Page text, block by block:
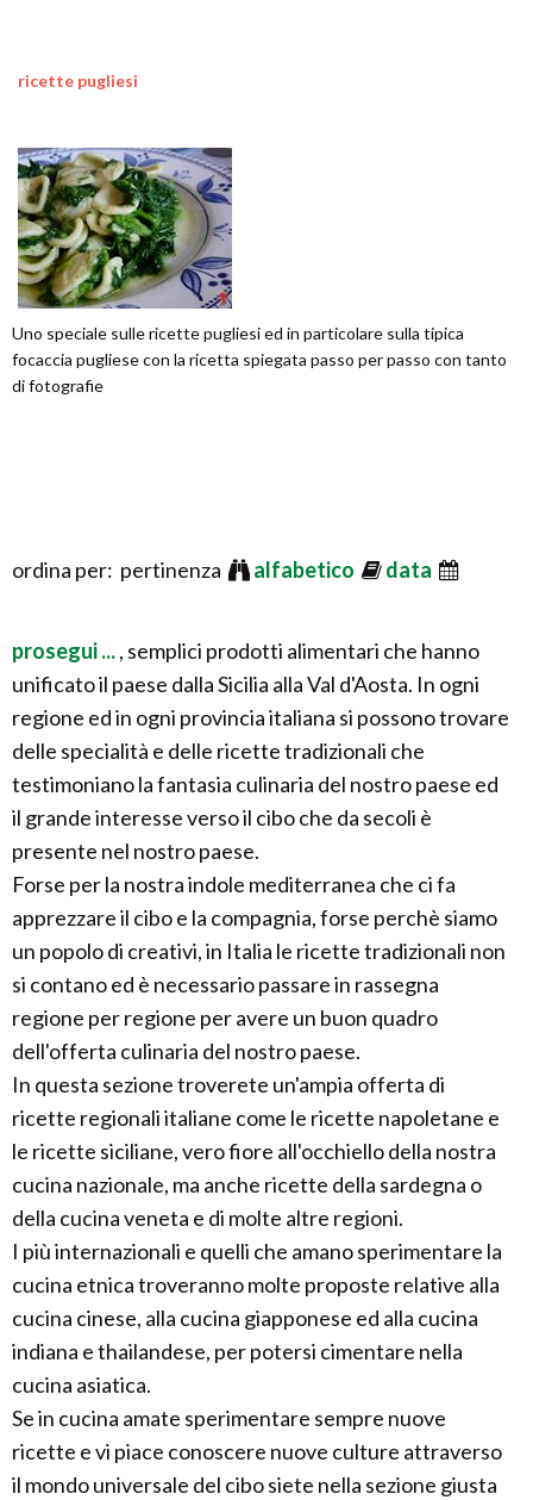
ricette pugliesi
Uno speciale sulle ricette pugliesi ed in particolare sulla tipica
focaccia pugliese con la ricetta spiegata passo per passo con tanto
di fotografie
ordina per: pertinenza alfabetico data
prosegui ..., semplici prodotti alimentari che hanno
unificato il paese dalla Sicilia alla Val d'Aosta. In ogni
regione ed in ogni provincia italiana si possono trovare
delle specialità e delle ricette tradizionali che
testimoniano la fantasia culinaria del nostro paese ed
il grande interesse verso il cibo che da secoli è
presente nel nostro paese.
Forse per la nostra indole mediterranea che ci fa
apprezzare il cibo e la compagnia, forse perchè siamo
un popolo di creativi, in Italia le ricette tradizionali non
si contano ed è necessario passare in rassegna
regione per regione per avere un buon quadro
dell'offerta culinaria del nostro paese.
In questa sezione troverete un'ampia offerta di
ricette regionali italiane come le ricette napoletane e
le ricette siciliane, vero fiore all'occhiello della nostra
cucina nazionale, ma anche ricette della sardegna o
della cucina veneta e di molte altre regioni.
I più internazionali e quelli che amano sperimentare la
cucina etnica troveranno molte proposte relative alla
cucina cinese, alla cucina giapponese ed alla cucina
indiana e thailandese, per potersi cimentare nella
cucina asiatica.
Se in cucina amate sperimentare sempre nuove
ricette e vi piace conoscere nuove culture attraverso
il mondo universale del cibo siete nella sezione giusta